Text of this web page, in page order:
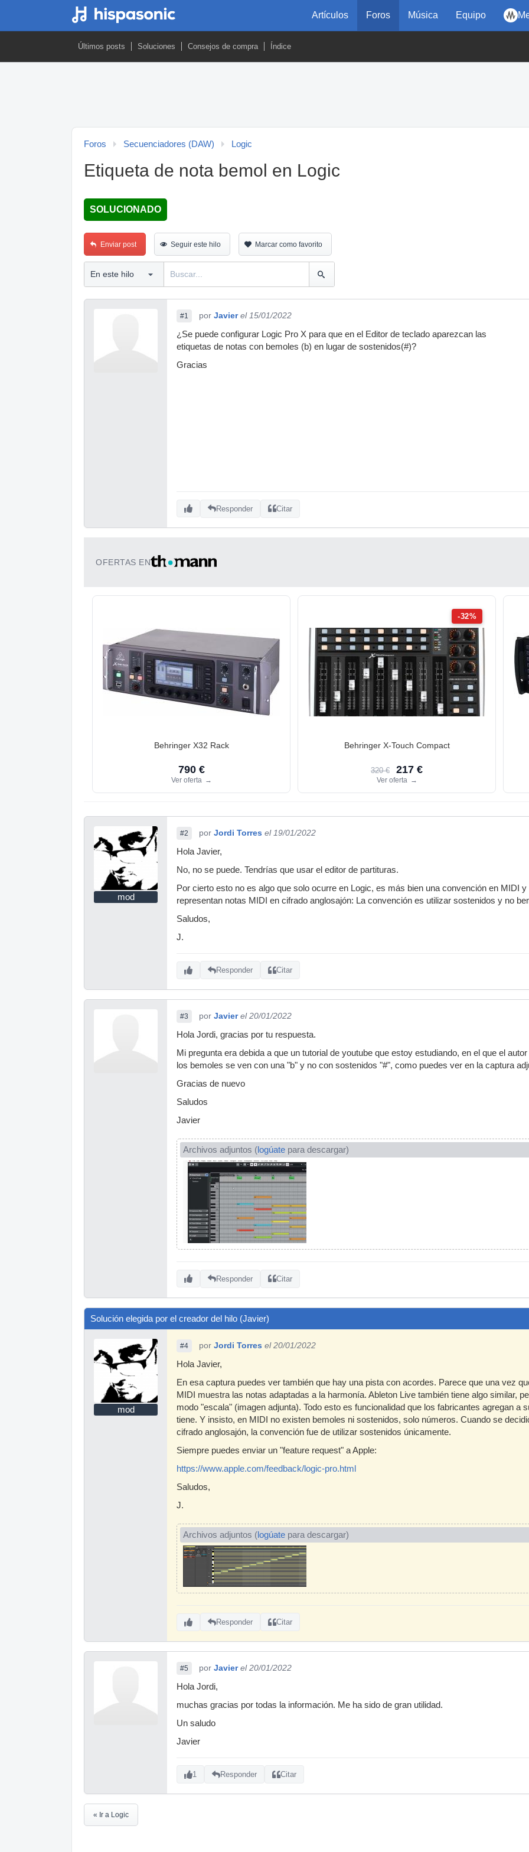
Artículos Foros Música Equipo
Últimos posts Soluciones Consejos de compra Índice
Foros Secuenciadores (DAW) Logic
Etiqueta de nota bemol en Logic
SOLUCIONADO
Enviar post Seguir este hilo Marcar como favorito
#1 por Javier el 15/01/2022
¿Se puede configurar Logic Pro X para que en el Editor de teclado aparezcan las
etiquetas de notas con bemoles (b) en lugar de sostenidos(#)?
Gracias
Responder Citar
OFERTAS EN
Behringer X32 Rack
790 €
Ver oferta →
-32%
Behringer X-Touch Compact
320 € 217 €
Ver oferta →
mod
#2 por Jordi Torres el 19/01/2022
Hola Javier,
No, no se puede. Tendrías que usar el editor de partituras.
Por cierto esto no es algo que solo ocurre en Logic, es más bien una convención en MIDI
representan notas MIDI en cifrado anglosajón: La convención es utilizar sostenidos y no
Saludos,
J.
Responder Citar
#3 por Javier el 20/01/2022
Hola Jordi, gracias por tu respuesta.
Mi pregunta era debida a que un tutorial de youtube que estoy estudiando, en el que el
los bemoles se ven con una "b" y no con sostenidos "#", como puedes ver en la captura
Gracias de nuevo
Saludos
Javier
Archivos adjuntos (logúate para descargar)
Responder Citar
Solución elegida por el creador del hilo (Javier)
mod
#4 por Jordi Torres el 20/01/2022
Hola Javier,
En esa captura puedes ver también que hay una pista con acordes. Parece que una vez
MIDI muestra las notas adaptadas a la harmonía. Ableton Live también tiene algo similar,
modo "escala" (imagen adjunta). Todo esto es funcionalidad que los fabricantes agregan a
tiene. Y insisto, en MIDI no existen bemoles ni sostenidos, solo números. Cuando se
cifrado anglosajón, la convención fue de utilizar sostenidos únicamente.
Siempre puedes enviar un "feature request" a Apple:
https://www.apple.com/feedback/logic-pro.html
Saludos,
J.
Archivos adjuntos (logúate para descargar)
Responder Citar
#5 por Javier el 20/01/2022
Hola Jordi,
muchas gracias por todas la información. Me ha sido de gran utilidad.
Un saludo
Javier
1 Responder Citar
« Ir a Logic